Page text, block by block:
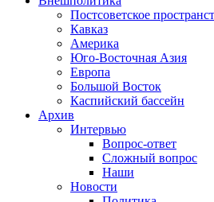
Постсоветское
Кавказ
Америка
Юго-Восточная Азия
Европа
Большой Восток
Каспийский бассейн
Архив
Интервью
Вопрос-ответ
Сложный вопрос
Наши
Новости